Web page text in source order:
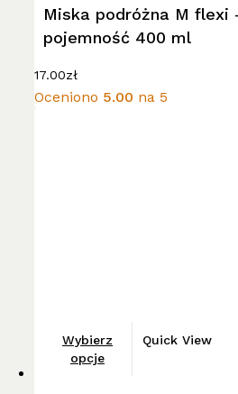
wiele
wariantów.
Opcje
można
wybrać
Miska podróżna M flexi
pojemność 400 ml
17.00zł
Oceniono 5.00 na 5
Wybierz
opcje
Ten
produkt
Quick View